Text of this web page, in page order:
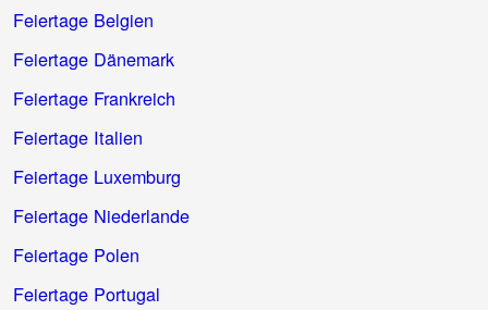
Feiertage Belgien
Feiertage Dänemark
Feiertage Frankreich
Feiertage Italien
Feiertage Luxemburg
Feiertage Niederlande
Feiertage Polen
Feiertage Portugal